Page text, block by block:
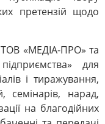
претензій щодо
«МЕДІА-ПРО» та
для
і тиражування,
семінарів, нарад,
на благодійних